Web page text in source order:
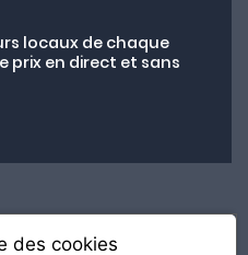
locaux de chaque
prix en direct et sans
des cookies